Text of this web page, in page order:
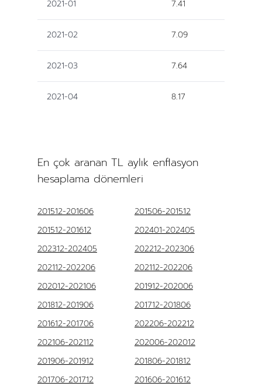
2021-01 7.41
2021-02 7.09
2021-03 7.64
2021-04 8.17
En çok aranan TL aylık enflasyon
hesaplama dönemleri
201512-201606
201506-201512
201512-201612
202401-202405
202312-202405
202212-202306
202112-202206
202112-202206
202012-202106
201912-202006
201812-201906
201712-201806
201612-201706
202206-202212
202106-202112
202006-202012
201906-201912
201806-201812
201706-201712
201606-201612